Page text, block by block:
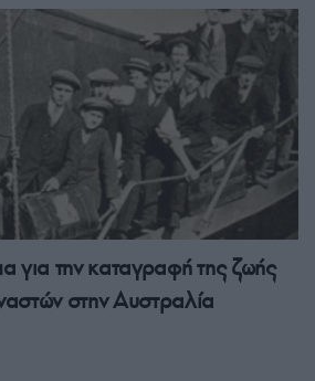
για την καταγραφή της ζωής
στην Αυστραλία